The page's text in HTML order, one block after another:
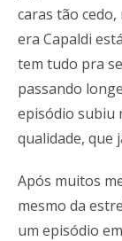
caras tão cedo,
era Capaldi
tem tudo pra
passando
episódio subiu
qualidade, que
Após muitos
mesmo da
um episódio